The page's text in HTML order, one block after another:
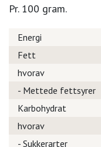
Pr. 100 gram.
Energi
Fett
hvorav
- Mettede fettsyrer
Karbohydrat
hvorav
- Sukkerarter